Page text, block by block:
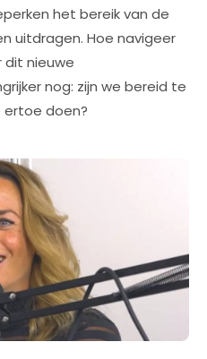
het bereik van de
uitdragen. Hoe navigeer
dit nieuwe
nog: zijn we bereid te
ertoe doen?